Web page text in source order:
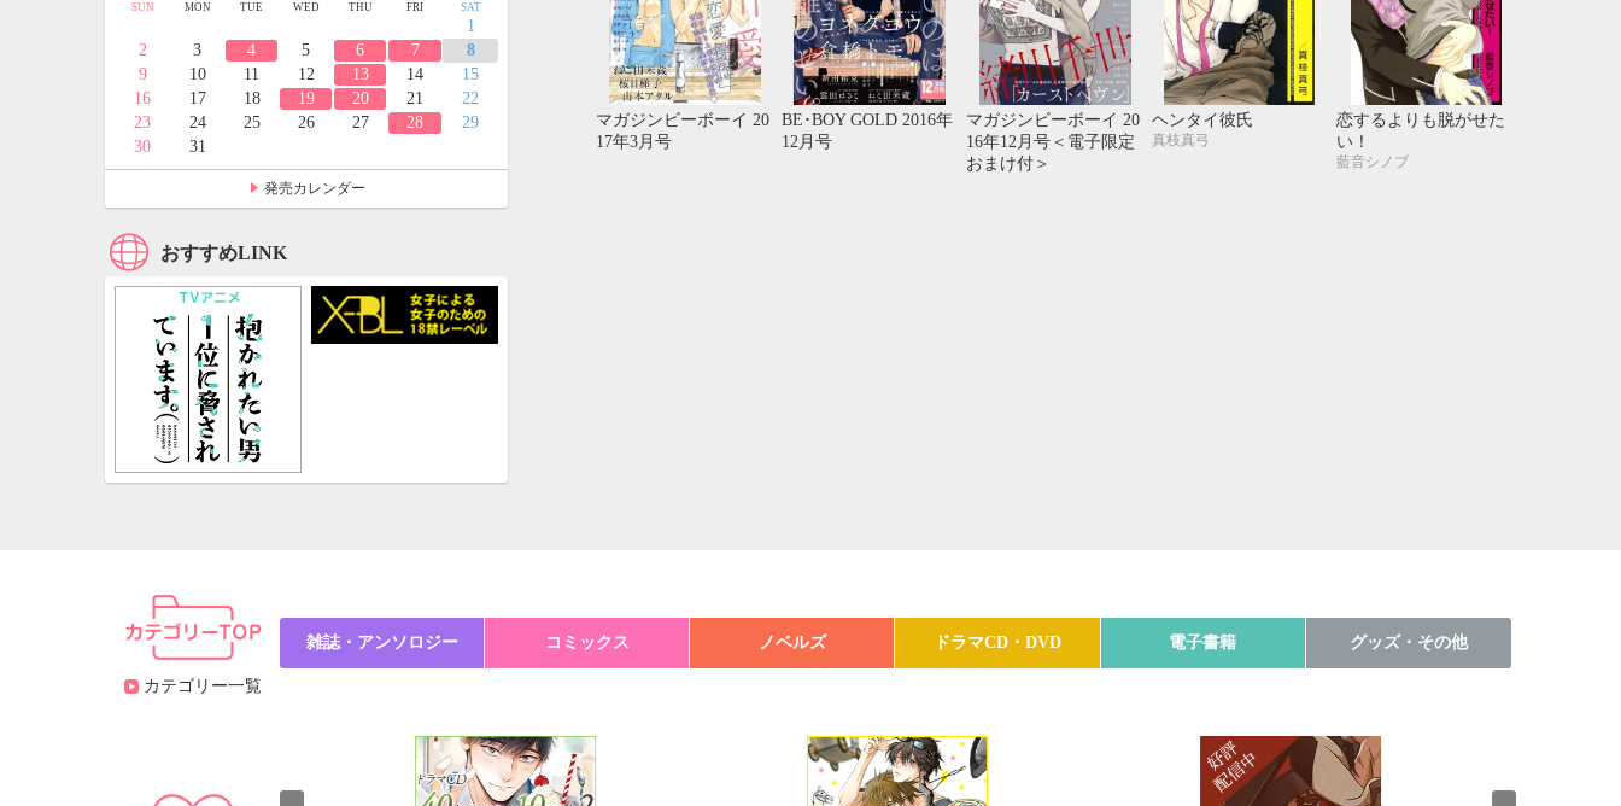
マガジンビーボーイ 20
17年3月号
BE･BOY GOLD 2016年
12月号
マガジンビーボーイ 20
16年12月号＜電子限定
おまけ付＞
ヘンタイ彼氏
真枝真弓
恋するよりも脱がせた
い！
藍音シノブ
SUN MON TUE WED THU FRI SAT
1
2
3 4 5 6 7
8
9
10 11 12 13 14
15
16
17 18 19 20 21
22
23
24 25 26 27 28
29
30
31
MON TUE WED THU FRI SAT
1 2 4
5
8 9 10 11
12
15 16 17 18
19
22 23 24 25
26
28 29 30
SUN MON TUE WED FRI
1 2
3
4
5 6 7 8 9
10
11
12 13 14 15 16
17
18
19 20 21 22 23
24
25
26 27 28 29 30
発売カレンダー
おすすめLINK
カテゴリー一覧
雑誌・アンソロジー コミックス ノベルズ ドラマCD・DVD 電子書籍 グッズ・その他